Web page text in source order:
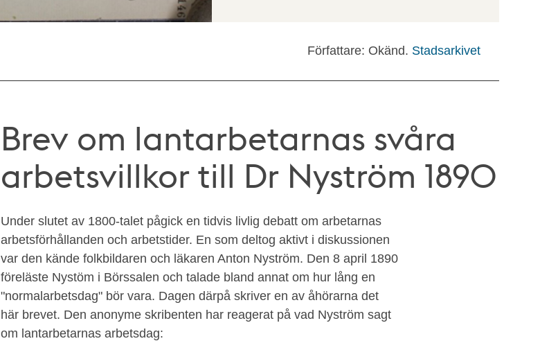
Författare: Okänd. Stadsarkivet
Brev om lantarbetarnas svåra
arbetsvillkor till Dr Nyström 1890
Under slutet av 1800-talet pågick en tidvis livlig debatt om arbetarnas
arbetsförhållanden och arbetstider. En som deltog aktivt i diskussionen
var den kände folkbildaren och läkaren Anton Nyström. Den 8 april 1890
föreläste Nystöm i Börssalen och talade bland annat om hur lång en
"normalarbetsdag" bör vara. Dagen därpå skriver en av åhörarna det
här brevet. Den anonyme skribenten har reagerat på vad Nyström sagt
om lantarbetarnas arbetsdag: